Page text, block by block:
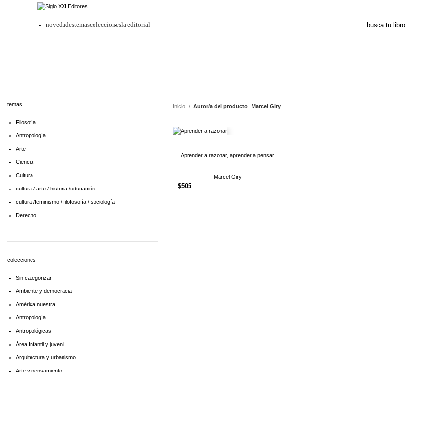
novedadestemascoleccionesla editorial
temas
Filosofía
Antropología
Arte
Ciencia
Cultura
cultura / arte / historia /educación
cultura /feminismo / filofosofía / sociología
Derecho
Educaciòn
Filosofía social
Historia
Lingüística
Literatura infantil
Medioambiente
Pensamiento crítico
Política
colecciones
Sin categorizar
Ambiente y democracia
América nuestra
Antropología
Antropológicas
Área Infantil y juvenil
Arquitectura y urbanismo
Arte y pensamiento
Biblioteca América Latina
Inicio Autor/a del producto Marcel Giry
Aprender a razonar, aprender a pensar
Marcel Giry
$505